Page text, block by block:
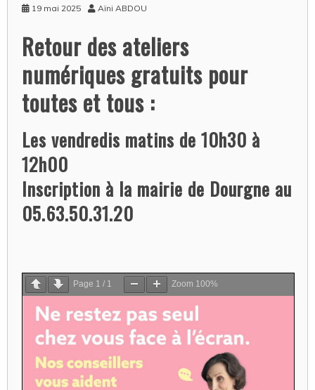
19 mai 2025 Aïni ABDOU
Retour des ateliers
numériques gratuits pour
toutes et tous :
Les vendredis matins de 10h30 à
12h00
Inscription à la mairie de Dourgne au
05.63.50.31.20
Page 1 / 1 Zoom 100%